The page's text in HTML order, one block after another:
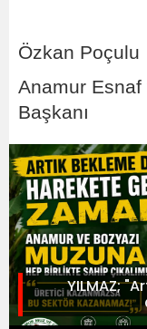
Özkan Poçulu
Anamur Esnaf
Başkanı
YILMAZ;